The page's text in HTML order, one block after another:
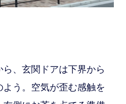
、玄関ドアは下界から
う。空気が歪む感触を